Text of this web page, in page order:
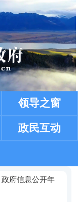
领导之窗
政民互动
政府信息公开年